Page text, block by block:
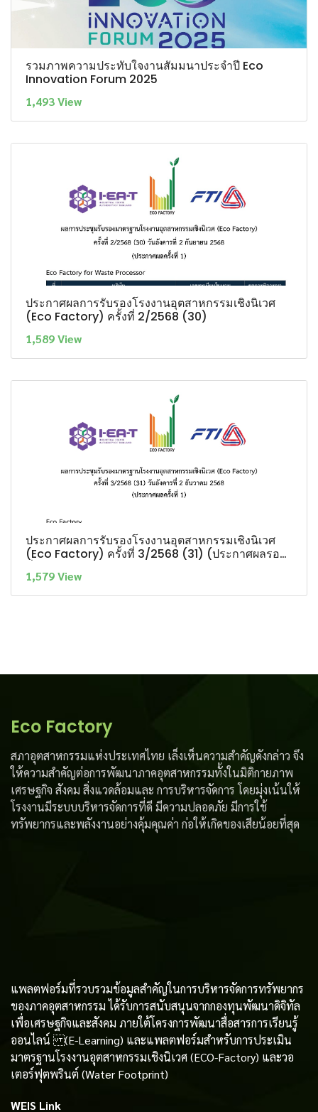
รวมภาพความประทับใจงานสัมมนาประจำปี Eco
Innovation Forum 2025
1,493 View
ประกาศผลการรับรองโรงงานอุตสาหกรรมเชิงนิเวศ
(Eco Factory) ครั้งที่ 2/2568 (30)
1,589 View
ประกาศผลการรับรองโรงงานอุตสาหกรรมเชิงนิเวศ
(Eco Factory) ครั้งที่ 3/2568 (31) (ประกาศผลรอบ
1,579 View
Eco Factory
สภาอุตสาหกรรมแห่งประเทศไทย เล็งเห็นความสำคัญดังกล่าว จึง
ให้ความสำคัญต่อการพัฒนาภาคอุตสาหกรรมทั้งในมิติกายภาพ
เศรษฐกิจ สังคม สิ่งแวดล้อมและ การบริหารจัดการ โดยมุ่งเน้นให้
โรงงานมีระบบบริหารจัดการที่ดี มีความปลอดภัย มีการใช้
ทรัพยากรและพลังงานอย่างคุ้มคุณค่า ก่อให้เกิดของเสียน้อยที่สุด
แพลตฟอร์มที่รวบรวมข้อมูลสําคัญในการบริหารจัดการทรัพยากร
ของภาคอุตสาหกรรม ได้รับการสนับสนุนจากกองทุนพัฒนาดิจิทัล
เพื่อเศรษฐกิจและสังคม ภายใต้โครงการพัฒนาสื่อสารการเรียนรู้
ออนไลน์ (E-Learning) และแพลตฟอร์มสำหรับการประเมิน
มาตรฐานโรงงานอุตสาหกรรมเชิงนิเวศ (ECO-Factory) และวอ
เตอร์ฟุตพรินต์ (Water Footprint)
WEIS Link